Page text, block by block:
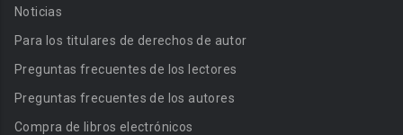
Noticias
Para los titulares de derechos de autor
Preguntas frecuentes de los lectores
Preguntas frecuentes de los autores
Compra de libros electrónicos